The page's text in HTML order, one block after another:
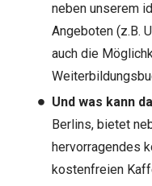
neben unserem
Angeboten (z.B.
auch die
Und was kann
Berlins, bietet
hervorragendes
kostenfreien